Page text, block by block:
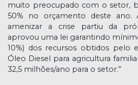
muito preocupado com o setor,
50% no orçamento deste ano.
amenizar a crise partiu da
aprovou uma lei garantindo
10%) dos recursos obtidos pelo
Óleo Diesel para agricultura
32,5 milhões/ano para o setor.”